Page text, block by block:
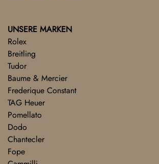
UNSERE MARKEN
Rolex
Breitling
Tudor
Baume & Mercier
Frederique Constant
TAG Heuer
Pomellato
Dodo
Chantecler
Fope